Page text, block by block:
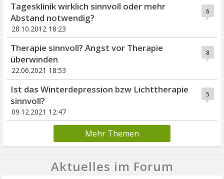
6
Tagesklinik wirklich sinnvoll oder mehr
Abstand notwendig?
28.10.2012 18:23
8
Therapie sinnvoll? Angst vor Therapie
überwinden
22.06.2021 18:53
5
Ist das Winterdepression bzw Lichttherapie
sinnvoll?
09.12.2021 12:47
Mehr Themen
Aktuelles im Forum